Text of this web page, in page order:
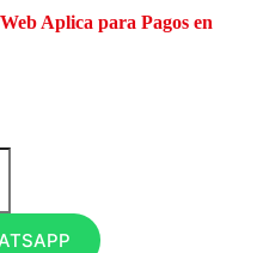
Aplica para Pagos en